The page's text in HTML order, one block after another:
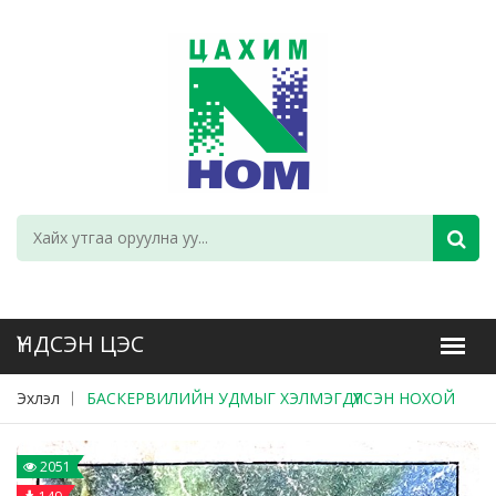
Эхлэл БАСКЕРВИЛИЙН УДМЫГ ХЭЛМЭГДҮҮЛСЭН НОХОЙ
2051